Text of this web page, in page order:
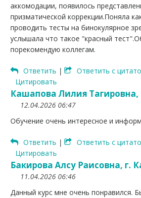
аккомодации, появилось
призматической коррекции.Поняла
проводить тесты на бинокулярное
услышала что такое "красный
порекомендую коллегам.
Ответить | Ответить с
Цитировать
Кашапова Лилия Тагировна,
12.04.2026 06:47
Обучение очень интересное и
Ответить | Ответить с
Цитировать
Бакирова Алсу Раисовна, г.
11.04.2026 06:46
Данный курс мне очень понравился.